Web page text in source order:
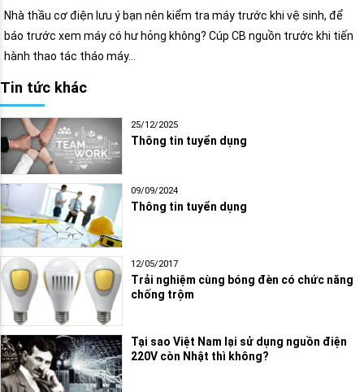
Nhà thầu cơ điện lưu ý bạn nên kiểm tra máy trước khi vệ sinh, để
báo trước xem máy có hư hỏng không? Cúp CB nguồn trước khi tiến
hành thao tác tháo máy…
Tin tức khác
25/12/2025
Thông tin tuyển dụng
09/09/2024
Thông tin tuyển dụng
12/05/2017
Trải nghiệm cùng bóng đèn có chức năng
chống trộm
Tại sao Việt Nam lại sử dụng nguồn điện
220V còn Nhật thì không?